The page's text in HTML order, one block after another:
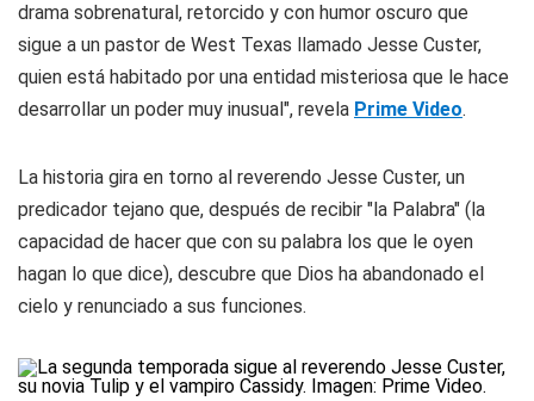
drama sobrenatural, retorcido y con humor oscuro que
sigue a un pastor de West Texas llamado Jesse Custer,
quien está habitado por una entidad misteriosa que le hace
desarrollar un poder muy inusual", revela Prime Video.
La historia gira en torno al reverendo Jesse Custer, un
predicador tejano que, después de recibir "la Palabra" (la
capacidad de hacer que con su palabra los que le oyen
hagan lo que dice), descubre que Dios ha abandonado el
cielo y renunciado a sus funciones.